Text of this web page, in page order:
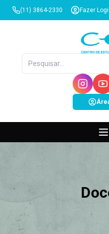
(11) 3864-2330 Fazer